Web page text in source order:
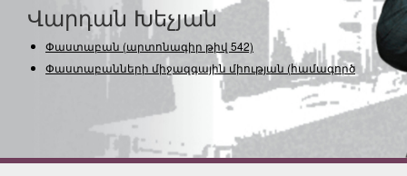
Վարդան Խեչյան
Փաստաբան (արտոնագիր թիվ 542)
Փաստաբանների միջազգային միության